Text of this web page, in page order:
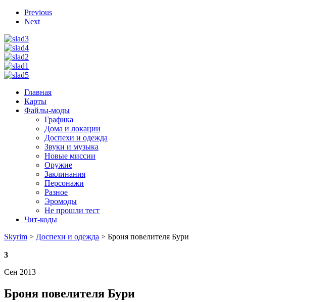
Previous
Next
Главная
Карты
Файлы-моды
Графика
Дома и локации
Доспехи и одежда
Звуки и музыка
Новые миссии
Оружие
Заклинания
Персонажи
Разное
Эромоды
Не прошли тест
Чит-коды
Skyrim > Доспехи и одежда > Броня повелителя Бури
3
Сен 2013
Броня повелителя Бури